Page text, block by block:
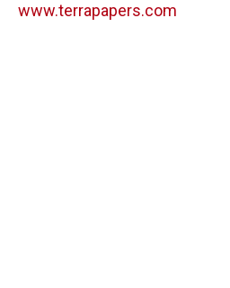
www.terrapapers.com